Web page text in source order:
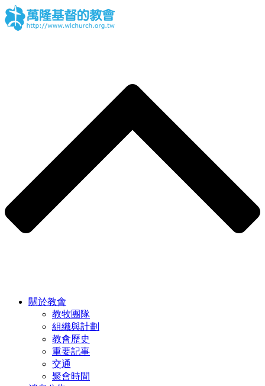
關於教會
教牧團隊
組織與計劃
教會歷史
重要記事
交通
聚會時間